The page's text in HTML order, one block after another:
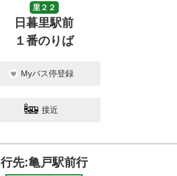
里２２
日暮里駅前
１番のりば
Myバス停登録
接近
行先:亀戸駅前行